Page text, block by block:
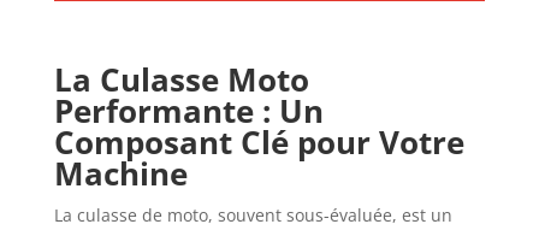
La Culasse Moto
Performante : Un
Composant Clé pour Votre
Machine
La culasse de moto, souvent sous-évaluée, est un